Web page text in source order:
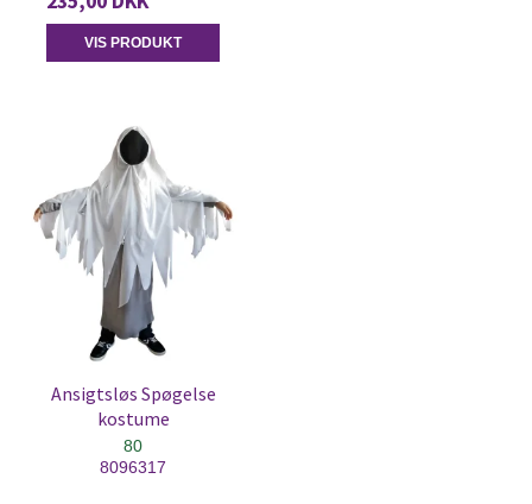
VIS PRODUKT
Ansigtsløs Spøgelse
kostume
80
8096317